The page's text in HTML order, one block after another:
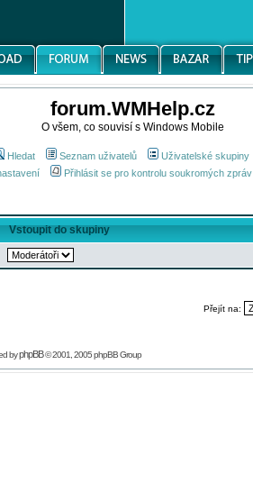
forum.WMHelp.cz
O všem, co souvisí s Windows Mobile
Hledat Seznam uživatelů Uživatelské skupiny
Přihlásit se pro kontrolu soukromých zpráv
Vstoupit do skupiny
Přejít na:
byphpBB© 2001, 2005 phpBB Group